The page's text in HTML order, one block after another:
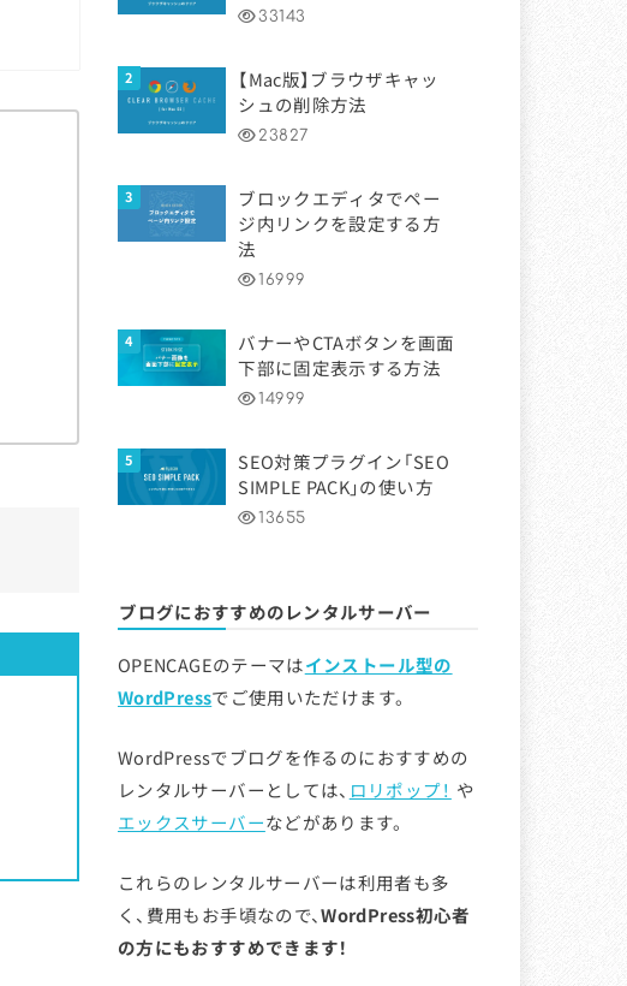
33143
【Mac版】ブラウザキャッ
シュの削除方法
23827
ブロックエディタでペー
ジ内リンクを設定する方
法
16999
バナーやCTAボタンを画面
下部に固定表示する方法
14999
SEO対策プラグイン「SEO
SIMPLE PACK」の使い方
13655
ブログにおすすめのレンタルサーバー
OPENCAGEのテーマはインストール型の
WordPressでご使用いただけます。
WordPressでブログを作るのにおすすめの
レンタルサーバーとしては、 ロリポップ！ や
エックスサーバーなどがあります。
これらのレンタルサーバーは利用者も多
く、費用もお手頃なので、WordPress初心者
の方にもおすすめできます！